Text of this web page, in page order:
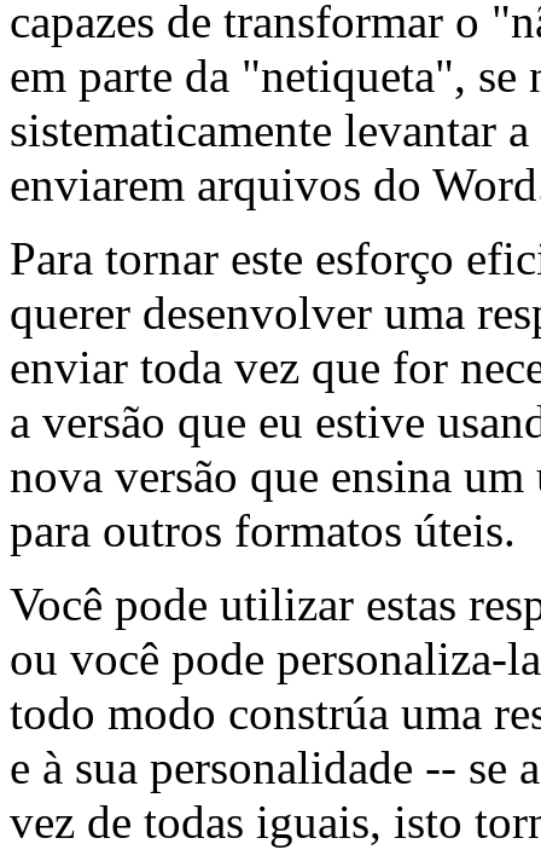
capazes de transformar o
em parte da "netiqueta", se
sistematicamente levantar
enviarem arquivos do
Para tornar este esforço
querer desenvolver uma
enviar toda vez que for
a versão que eu estive
nova versão que ensina
para outros formatos úteis.
Você pode utilizar estas
ou você pode personaliza-
todo modo constrúa uma
e à sua personalidade -- se
vez de todas iguais, isto